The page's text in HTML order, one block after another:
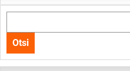
kogu
lehelt
Otsi